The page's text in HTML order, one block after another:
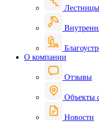
Лестницы
О компании
Отзывы
Объекты
Новости